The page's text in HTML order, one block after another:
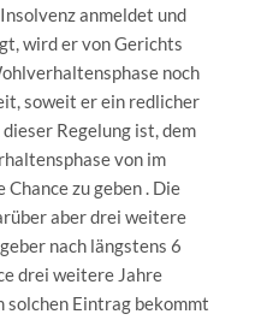
anmeldet und
wird er von Gerichts
noch
soweit er ein redlicher
Regelung ist, dem
von im
zu geben . Die
aber drei weitere
nach längstens 6
drei weitere Jahre
Eintrag bekommt